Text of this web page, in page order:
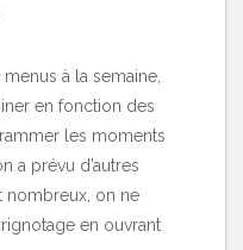
à la semaine,
en fonction des
les moments
a prévu d’autres
nombreux, on ne
en ouvrant